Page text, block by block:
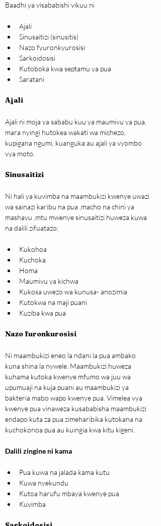
Baadhi ya visababishi vikuu ni
Ajali
Sinusaitizi (sinusitis)
Nazo fyuronkyurosisi
Sarkoidosisi
Kutoboka kwa septamu ya pua
Saratani
Ajali
Ajali ni moja ya sababu kuu ya maumivu ya pua,
mara nyingi hutokea wakati wa michezo,
kupigana ngumi, kuanguka au ajali ya vyombo
vya moto.
Sinusaitizi
Ni hali ya kuvimba na maambukizi kwenye uwazi
wa sainazi karibu na pua ,macho na chini ya
mashavu ,mtu mwenye sinusaitizi huweza kuwa
na dalili zifuatazo;
Kukohoa
Kuchoka
Homa
Maumivu ya kichwa
Kukosa uwezo wa kunusa- anozimia
Kutokwa na maji puani
Kuziba kwa pua
Nazo furonkurosisi
Ni maambukizi eneo la ndani la pua ambako
kuna shina la nywele. Maambukizi huweza
kuhama kutoka kwenye mfumo wa juu wa
upumuaji na kuja puani au maambukizi ya
bakteria mabo wapo kwenye pua. Vimelea vya
kwenye pua vinaweza kusababisha maambukizi
endapo kuta za pua zimeharibika kutokana na
kuchokonoa pua au kuingia kwa kitu kigeni.
Dalili zingine ni kama
Pua kuwa na jalada kama kutu
Kuwa nyekundu
Kutoa harufu mbaya kwenye pua
Kuvimba